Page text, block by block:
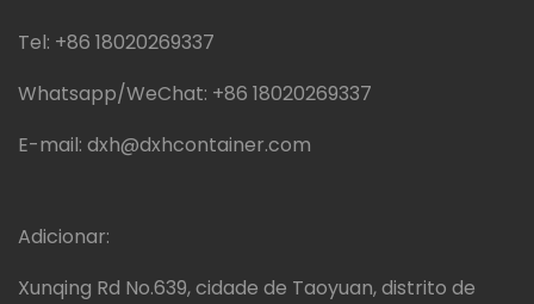
Tel: +86 18020269337
Whatsapp/WeChat: +86 18020269337
E-mail: dxh@dxhcontainer.com
Adicionar:
Xunqing Rd No.639, cidade de Taoyuan, distrito de